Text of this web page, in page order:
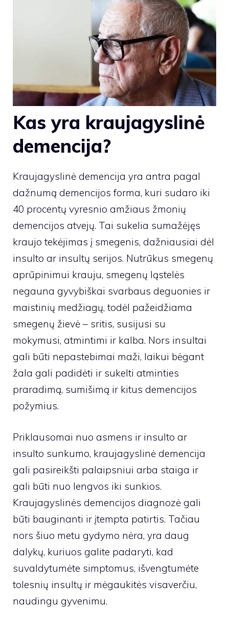
Kas yra kraujagyslinė
demencija?
Kraujagyslinė demencija yra antra pagal
dažnumą demencijos forma, kuri sudaro iki
40 procentų vyresnio amžiaus žmonių
demencijos atvejų. Tai sukelia sumažėjęs
kraujo tekėjimas į smegenis, dažniausiai dėl
insulto ar insultų serijos. Nutrūkus smegenų
aprūpinimui krauju, smegenų ląstelės
negauna gyvybiškai svarbaus deguonies ir
maistinių medžiagų, todėl pažeidžiama
smegenų žievė – sritis, susijusi su
mokymusi, atmintimi ir kalba. Nors insultai
gali būti nepastebimai maži, laikui bėgant
žala gali padidėti ir sukelti atminties
praradimą, sumišimą ir kitus demencijos
požymius.
Priklausomai nuo asmens ir insulto ar
insulto sunkumo, kraujagyslinė demencija
gali pasireikšti palaipsniui arba staiga ir
gali būti nuo lengvos iki sunkios.
Kraujagyslinės demencijos diagnozė gali
būti bauginanti ir įtempta patirtis. Tačiau
nors šiuo metu gydymo nėra, yra daug
dalykų, kuriuos galite padaryti, kad
suvaldytumėte simptomus, išvengtumėte
tolesnių insultų ir mėgaukitės visaverčiu,
naudingu gyvenimu.